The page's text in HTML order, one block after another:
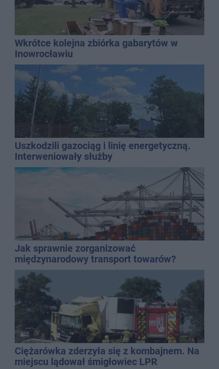
Wkrótce kolejna zbiórka gabarytów w
Inowrocławiu
Uszkodzili gazociąg i linię energetyczną.
Interweniowały służby
Jak sprawnie zorganizować
międzynarodowy transport towarów?
Ciężarówka zderzyła się z kombajnem. Na
miejscu lądował śmigłowiec LPR